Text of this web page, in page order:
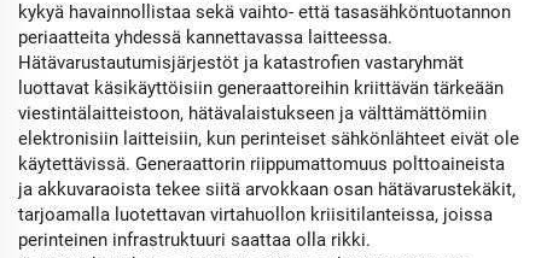
kykyä havainnollistaa sekä vaihto- että tasasähköntuotannon
periaatteita yhdessä kannettavassa laitteessa.
Hätävarustautumisjärjestöt ja katastrofien vastaryhmät
luottavat käsikäyttöisiin generaattoreihin kriittävän tärkeään
viestintälaitteistoon, hätävalaistukseen ja välttämättömiin
elektronisiin laitteisiin, kun perinteiset sähkönlähteet eivät ole
käytettävissä. Generaattorin riippumattomuus polttoaineista
ja akkuvaraoista tekee siitä arvokkaan osan hätävarustekäkit,
tarjoamalla luotettavan virtahuollon kriisitilanteissa, joissa
perinteinen infrastruktuuri saattaa olla rikki.